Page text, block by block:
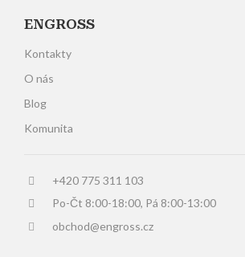
ENGROSS
Kontakty
O nás
Blog
Komunita
+420 775 311 103
Po-Čt 8:00-18:00, Pá 8:00-13:00
obchod@engross.cz